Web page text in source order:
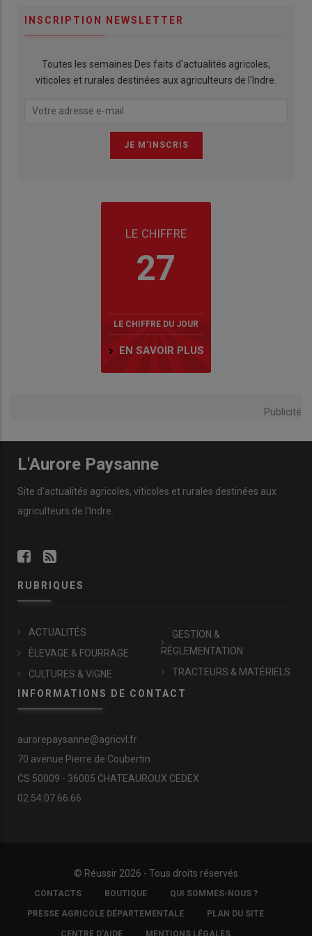
INSCRIPTION NEWSLETTER
Toutes les semaines Des faits d'actualités agricoles,
viticoles et rurales destinées aux agriculteurs de l'Indre.
LE CHIFFRE
27
LE CHIFFRE DU JOUR
EN SAVOIR PLUS
Publicité
L'Aurore Paysanne
Site d'actualités agricoles, viticoles et rurales destinées aux
agriculteurs de l'Indre.
RUBRIQUES
ACTUALITÉS
ÉLEVAGE & FOURRAGE
CULTURES & VIGNE
GESTION &
RÉGLEMENTATION
TRACTEURS & MATÉRIELS
INFORMATIONS DE CONTACT
aurorepaysanne@agricvl.fr
70 avenue Pierre de Coubertin
CS 50009 - 36005 CHATEAUROUX CEDEX
02.54.07.66.66
© Réussir 2026 - Tous droits réservés
FOOTER
COPYRIGHT
CONTACTS BOUTIQUE QUI SOMMES-NOUS ?
PRESSE AGRICOLE DÉPARTEMENTALE PLAN DU SITE
CENTRE D'AIDE MENTIONS LÉGALES